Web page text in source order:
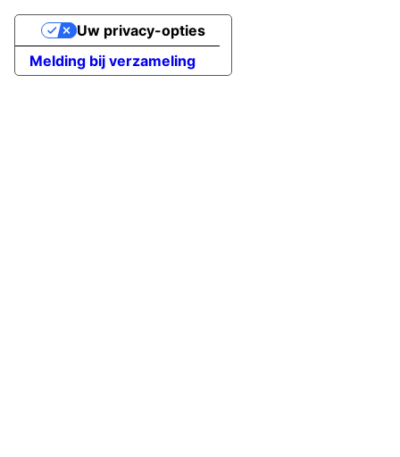
Melding bij verzameling
Uw privacy-opties